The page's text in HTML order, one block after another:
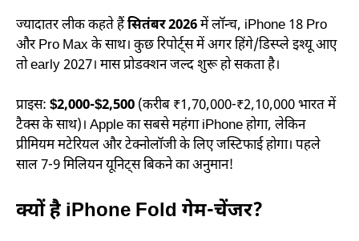
ज्यादातर लीक कहते हैंसितंबर 2026में लॉन्च, iPhone 18 Pro
और Pro Max के साथ। कुछ रिपोर्ट्स में अगर हिंगे/डिस्प्ले इश्यू आए
तो early 2027। मास प्रोडक्शन जल्द शुरू हो सकता है।
प्राइस: $2,000-$2,500 (करीब ₹1,70,000-₹2,10,000 भारत में
टैक्स के साथ)। Apple का सबसे महंगा iPhone होगा, लेकिन
प्रीमियम मटेरियल और टेक्नोलॉजी के लिए जस्टिफाई होगा। पहले
साल 7-9 मिलियन यूनिट्स बिकने का अनुमान!
क्यों है iPhone Fold गेम-चेंजर?